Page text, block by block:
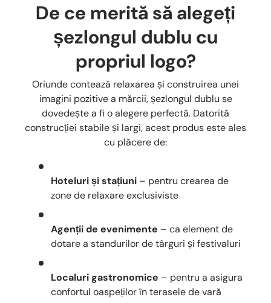
De ce merită să alegeți
șezlongul dublu cu
propriul logo?
Oriunde contează relaxarea și construirea unei
imagini pozitive a mărcii, șezlongul dublu se
dovedește a fi o alegere perfectă. Datorită
construcției stabile și largi, acest produs este ales
cu plăcere de:
Hoteluri și stațiuni – pentru crearea de
zone de relaxare exclusiviste
Agenții de evenimente – ca element de
dotare a standurilor de târguri și festivaluri
Localuri gastronomice – pentru a asigura
confortul oaspeților în terasele de vară